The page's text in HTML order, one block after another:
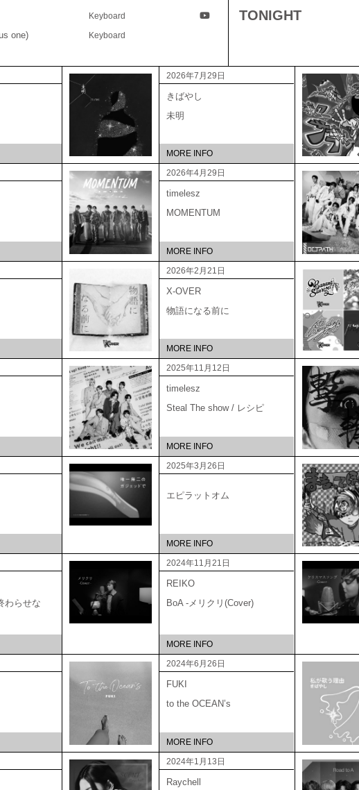
TONIGHT
Keyboard
one) Keyboard
2026年7月29日
きばやし
未明
MORE INFO
2026年4月29日
timelesz
MOMENTUM
MORE INFO
2026年2月21日
X-OVER
物語になる前に
MORE INFO
2025年11月12日
timelesz
Steal The show / レシピ
MORE INFO
2025年3月26日
エピラットオム
MORE INFO
わらせな
2024年11月21日
REIKO
BoA -メリクリ(Cover)
MORE INFO
2024年6月26日
FUKI
to the OCEAN’s
MORE INFO
2024年1月13日
Raychell